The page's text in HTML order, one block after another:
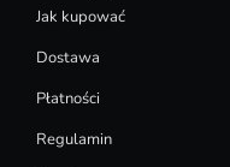
Jak kupować
Dostawa
Płatności
Regulamin